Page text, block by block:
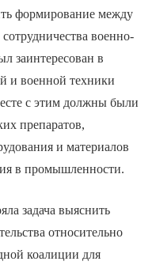
формирование между
военно-
заинтересован в
и военной техники
с этим должны были
препаратов,
и материалов
в промышленности.
задача выяснить
относительно
коалиции для